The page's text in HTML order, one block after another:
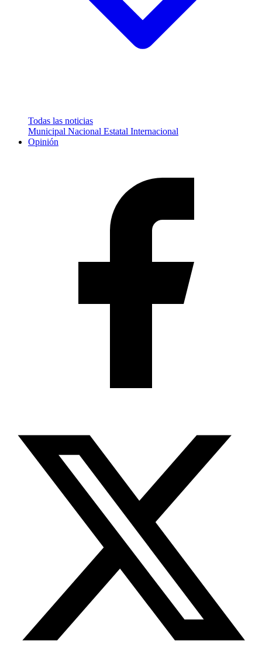
Todas las noticias
Municipal Nacional Estatal Internacional
Opinión